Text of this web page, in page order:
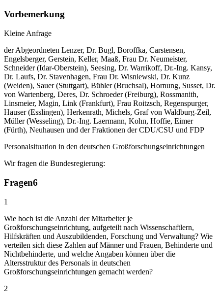
Vorbemerkung
Kleine Anfrage
der Abgeordneten Lenzer, Dr. Bugl, Boroffka, Carstensen,
Engelsberger, Gerstein, Keller, Maaß, Frau Dr. Neumeister,
Schneider (Idar-Oberstein), Seesing, Dr. Warrikoff, Dr.-Ing. Kansy,
Dr. Laufs, Dr. Stavenhagen, Frau Dr. Wisniewski, Dr. Kunz
(Weiden), Sauer (Stuttgart), Bühler (Bruchsal), Hornung, Susset, Dr.
von Wartenberg, Deres, Dr. Schroeder (Freiburg), Rossmanith,
Linsmeier, Magin, Link (Frankfurt), Frau Roitzsch, Regenspurger,
Hauser (Esslingen), Herkenrath, Michels, Graf von Waldburg-Zeil,
Müller (Wesseling), Dr.-Ing. Laermann, Kohn, Hoffie, Eimer
(Fürth), Neuhausen und der Fraktionen der CDU/CSU und FDP
Personalsituation in den deutschen Großforschungseinrichtungen
Wir fragen die Bundesregierung:
Fragen6
1
Wie hoch ist die Anzahl der Mitarbeiter je
Großforschungseinrichtung, aufgeteilt nach Wissenschaftlern,
Hilfskräften und Auszubildenden, Forschung und Verwaltung? Wie
verteilen sich diese Zahlen auf Männer und Frauen, Behinderte und
Nichtbehinderte, und welche Angaben können über die
Altersstruktur des Personals in deutschen
Großforschungseinrichtungen gemacht werden?
2